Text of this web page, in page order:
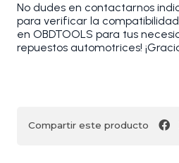
No dudes en contactarnos
para verificar la compatibilidad
en OBDTOOLS para tus
repuestos automotrices!
Compartir este producto